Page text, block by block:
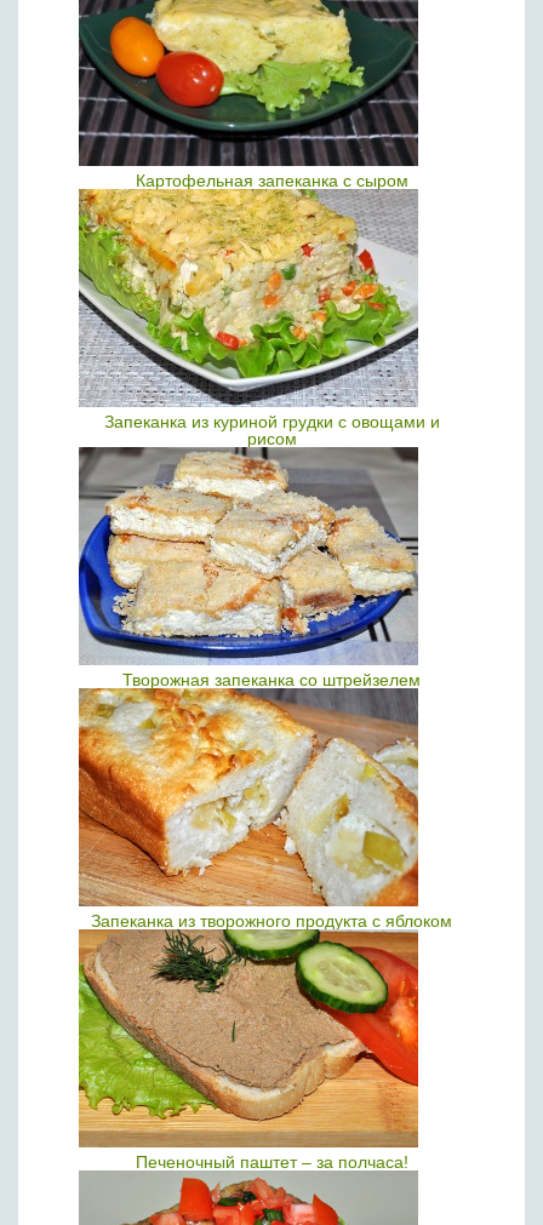
Картофельная запеканка с сыром
Запеканка из куриной грудки с овощами и
рисом
Творожная запеканка со штрейзелем
Запеканка из творожного продукта с яблоком
Печеночный паштет – за полчаса!